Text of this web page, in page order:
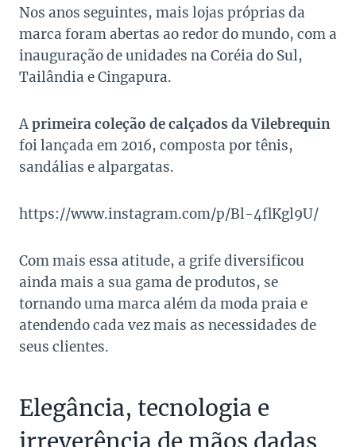
Nos anos seguintes, mais lojas próprias da
marca foram abertas ao redor do mundo, com a
inauguração de unidades na Coréia do Sul,
Tailândia e Cingapura.
Aprimeira coleção de calçados da Vilebrequin
foi lançada em 2016, composta por tênis,
sandálias e alpargatas.
https://www.instagram.com/p/Bl-4flKgl9U/
Com mais essa atitude, a grife diversificou
ainda mais a sua gama de produtos, se
tornando uma marca além da moda praia e
atendendo cada vez mais as necessidades de
seus clientes.
Elegância, tecnologia e
irreverência de mãos dadas